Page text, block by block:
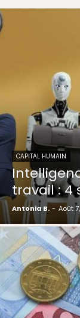
CAPITAL HUMAIN
travail : 4
Antonia B. - Août